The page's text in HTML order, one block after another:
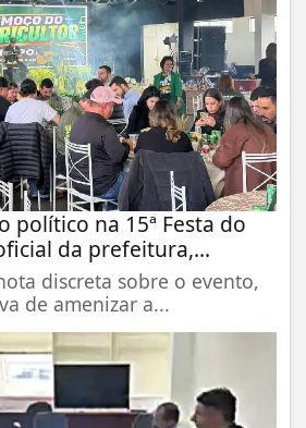
político na 15ª Festa do
da prefeitura,...
discreta sobre o evento,
de amenizar a...